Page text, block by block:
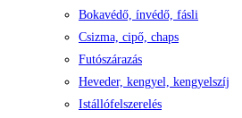
Bokavédő, ínvédő, fásli
Csizma, cipő, chaps
Futószárazás
Heveder, kengyel, kengyelszíj
Istállófelszerelés